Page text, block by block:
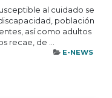
al cuidado se
población
así como adultos
recae, de ...
E-NEWS